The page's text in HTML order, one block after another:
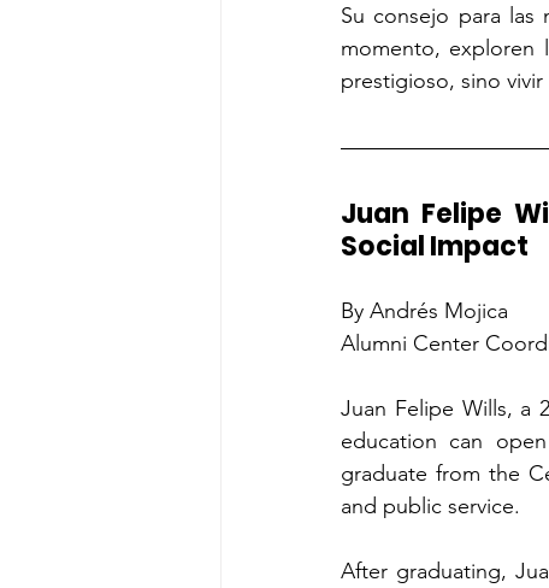
Su consejo para las
momento, exploren
prestigioso, sino
Juan Felipe
Social Impact
By Andrés Mojica
Alumni Center
Juan Felipe Wills, a
education can
graduate from the
and public service.
After graduating,